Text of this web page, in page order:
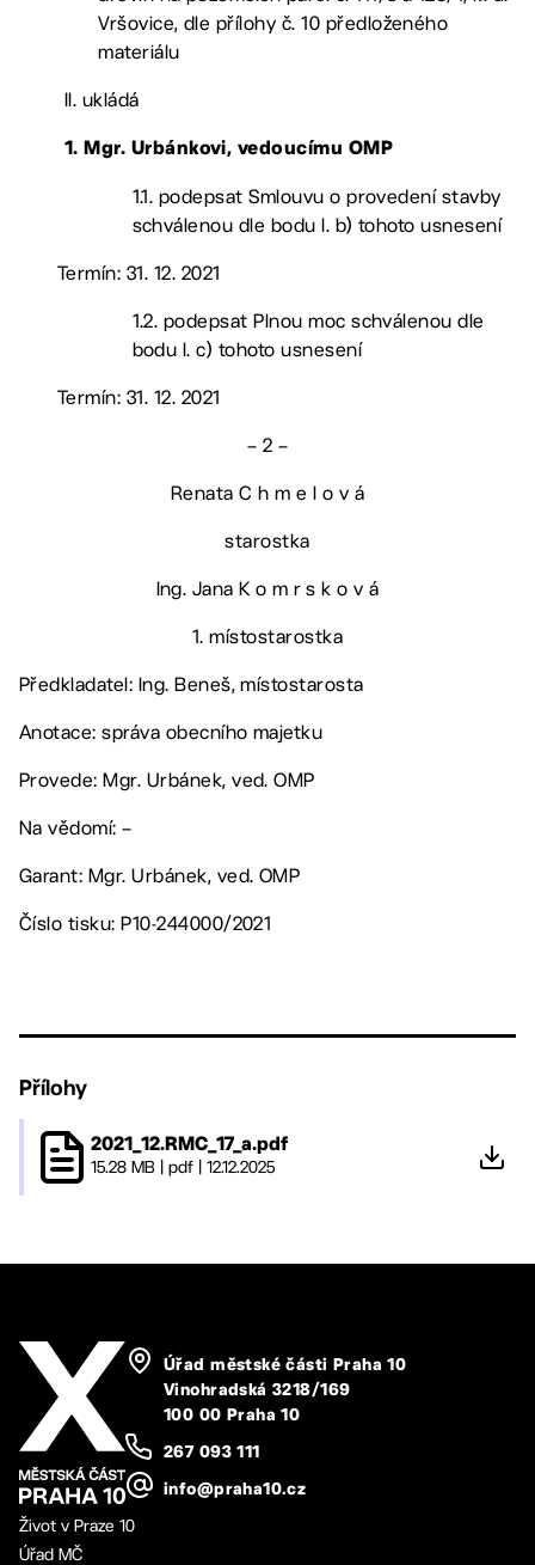
Vršovice, dle přílohy č. 10 předloženého
materiálu
II. ukládá
1. Mgr. Urbánkovi, vedoucímu OMP
1.1. podepsat Smlouvu o provedení stavby
schválenou dle bodu I. b) tohoto usnesení
Termín: 31. 12. 2021
1.2. podepsat Plnou moc schválenou dle
bodu I. c) tohoto usnesení
Termín: 31. 12. 2021
– 2 –
Renata C h m e l o v á
starostka
Ing. Jana K o m r s k o v á
1. místostarostka
Předkladatel: Ing. Beneš, místostarosta
Anotace: správa obecního majetku
Provede: Mgr. Urbánek, ved. OMP
Na vědomí: –
Garant: Mgr. Urbánek, ved. OMP
Číslo tisku: P10-244000/2021
Přílohy
2021_12.RMC_17_a.pdf
15.28 MB pdf 12.12.2025
Úřad městské části Praha 10
Vinohradská 3218/169
100 00 Praha 10
267 093 111
info@praha10.cz
Život v Praze 10
Úřad MČ